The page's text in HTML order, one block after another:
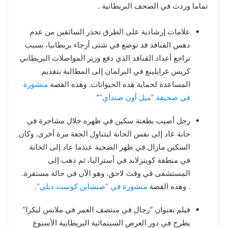
تماما وردت في الصحف البريطانية .
علامات إرشادية على الطرق تحذر السائقين من عدم
دهس القنافد قد توضع في شتى أرجاء بريطانيا، بسبب
تراجع أعداد القنافد الذي دفع وزير المواصلات البريطاني
كريس غرايلينغ في البرلمان إلى المطالبة بتقديم
المساعدة لحماية هذه الحيوانات. وهذه القصة منشورة
في صحيفة “ميل أون صنداي”“
رجل أصيب بطعنة سكين في ظهره خلال مشاجرة في
حانة عاد إلى نفس الحانة ليتناول الجعة مرة أخرى. وكان
السكين مازال في ظهر الضحية عندما عاد إلى الحانة
في منطقة كوينزلاند في أستراليا، ثم ذهب إلى
المستشفى في وقت لاحق. وهو الآن في حالة مستقرة.
. وهذه القصة منشورة في “صنشاين كوست ديلي”.
فيلم بعنوان “رجال في منتصف العمر في ملابس ليكرا”
يطرح في دور العرض السينمائية البريطانية الأسبوع